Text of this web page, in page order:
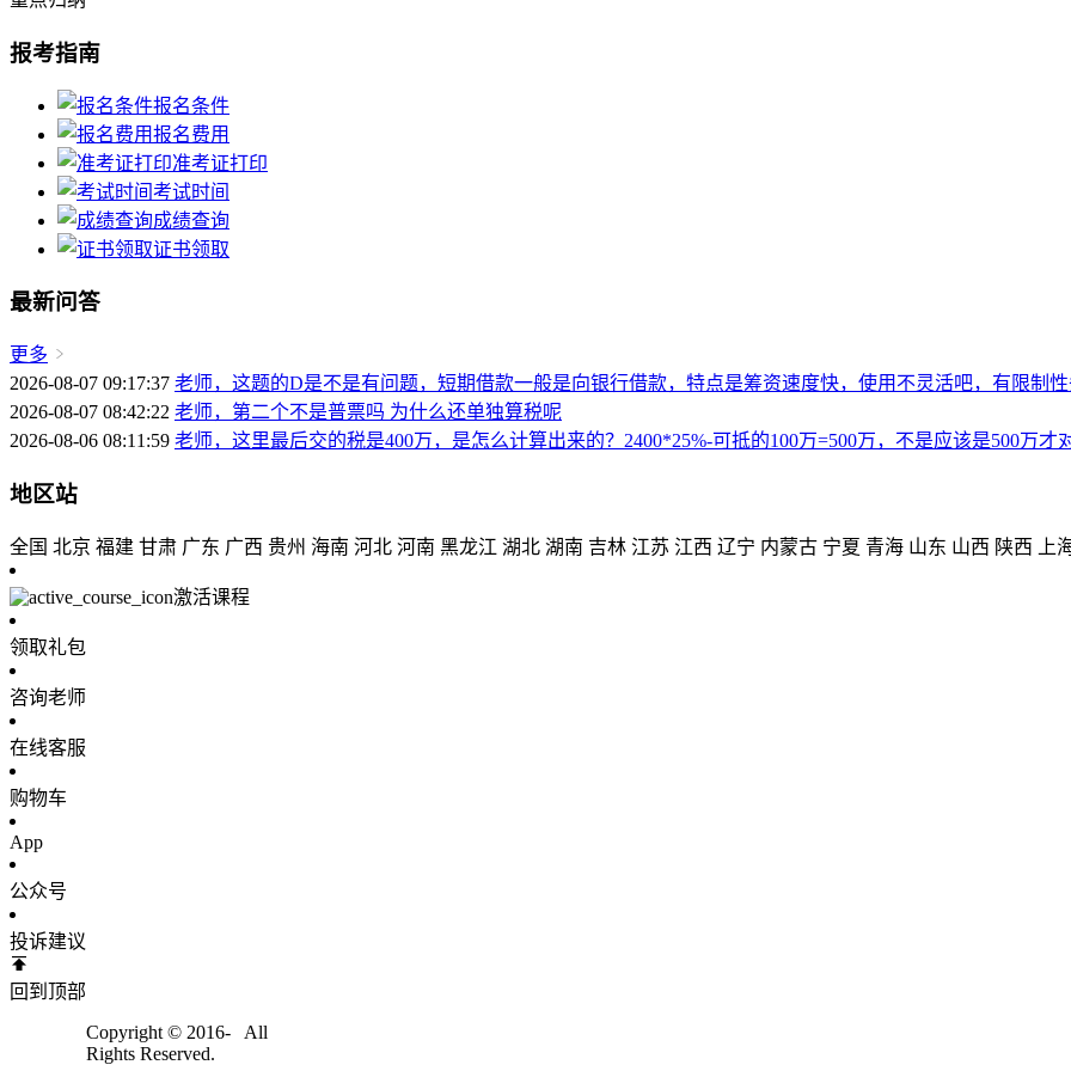
报考指南
报名条件
报名费用
准考证打印
考试时间
成绩查询
证书领取
最新问答
更多
2026-08-07 09:17:37 老师，这题的D是不是有问题，短期借款一般是向银行借款，特点是筹资速度快，使用不灵活吧，有限制
2026-08-07 08:42:22 老师，第二个不是普票吗 为什么还单独算税呢
2026-08-06 08:11:59 老师，这里最后交的税是400万，是怎么计算出来的？2400*25%-可抵的100万=500万，不是应该是500万才
地区站
全国 北京 福建 甘肃 广东 广西 贵州 海南 河北 河南 黑龙江 湖北 湖南 吉林 江苏 江西 辽宁 内蒙古 宁夏 青海 山东 山西 陕西 上
激活课程
领取礼包
咨询老师
在线客服
购物车
App
公众号
投诉建议
回到顶部
Copyright © 2016-
All
Rights Reserved.